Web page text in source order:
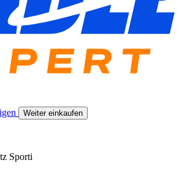
Weiter einkaufen
Sporti